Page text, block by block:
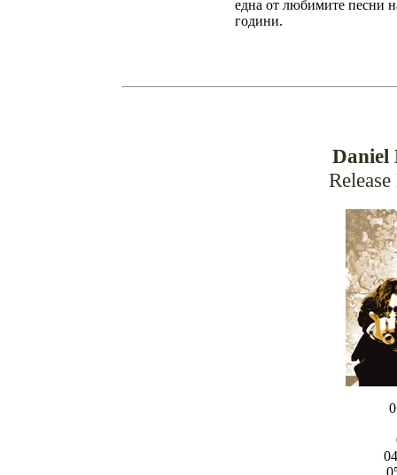
една от любимите песни
години.
Daniel